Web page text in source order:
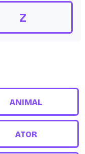
Z
ANIMAL
ATOR